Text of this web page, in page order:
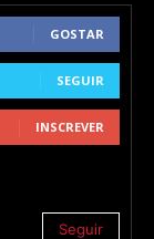
GOSTAR
SEGUIR
INSCREVER
Seguir